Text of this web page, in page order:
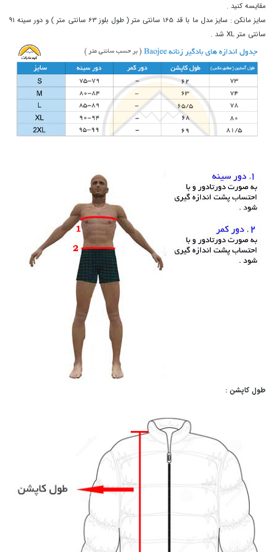
مقایسه کنید .
سایز مانکن :
سایز مدل ما با قد 165 سانتی متر ( طول بلوز 63 سانتی متر ) و دور سینه 91
سانتی متر XL شد .
طول کاپشن :